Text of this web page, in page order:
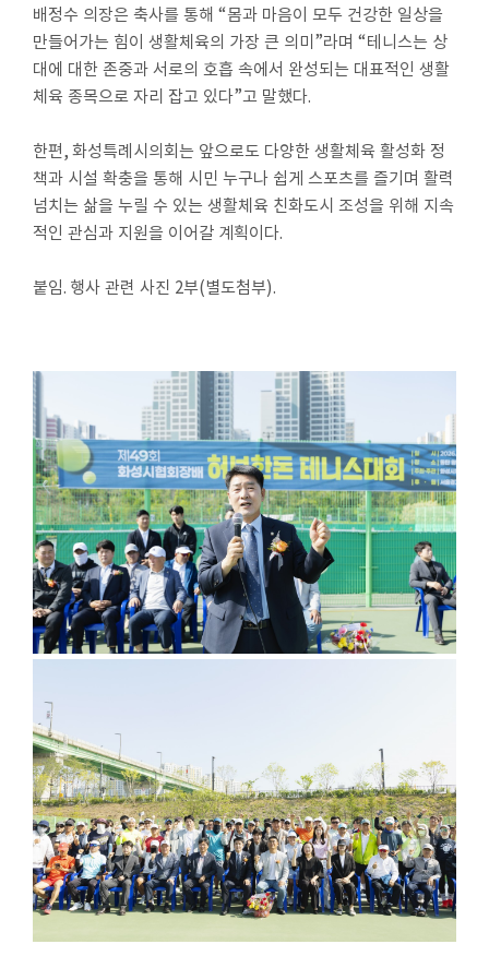
정
보
공
누
리
집
내
배정수 의장은 축사를 통해 “몸과 마음이 모두 건강한 일상을
만들어가는 힘이 생활체육의 가장 큰 의미”라며 “테니스는 상
대에 대한 존중과 서로의 호흡 속에서 완성되는 대표적인 생활
체육 종목으로 자리 잡고 있다”고 말했다.
한편,화성특례시의회는 앞으로도 다양한 생활체육 활성화 정
책과 시설 확충을 통해 시민 누구나 쉽게 스포츠를 즐기며 활력
넘치는 삶을 누릴 수 있는 생활체육 친화도시 조성을 위해 지속
적인 관심과 지원을 이어갈 계획이다.
붙임. 행사 관련 사진 2부(별도첨부).